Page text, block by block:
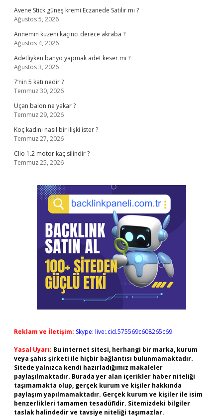
Avene Stick güneş kremi Eczanede Satılır mı ?
Ağustos 5, 2026
Annemin kuzeni kaçıncı derece akraba ?
Ağustos 4, 2026
Adetliyken banyo yapmak adet keser mi ?
Ağustos 3, 2026
7’nin 5 katı nedir ?
Temmuz 30, 2026
Uçan balon ne yakar ?
Temmuz 29, 2026
Koç kadını nasıl bir ilişki ister ?
Temmuz 27, 2026
Clio 1.2 motor kaç silindir ?
Temmuz 25, 2026
Reklam ve İletişim: Skype: live:.cid.575569c608265c69
Yasal Uyarı: Bu internet sitesi, herhangi bir marka, kurum
veya şahıs şirketi ile hiçbir bağlantısı bulunmamaktadır.
Sitede yalnızca kendi hazırladığımız makaleler
paylaşılmaktadır. Burada yer alan içerikler haber niteliği
taşımamakta olup, gerçek kurum ve kişiler hakkında
paylaşım yapılmamaktadır. Gerçek kurum ve kişiler ile isim
benzerlikleri tamamen tesadüfidir. Sitemizdeki bilgiler
taslak halindedir ve tavsiye niteliği taşımazlar.